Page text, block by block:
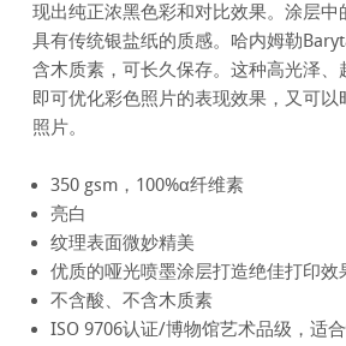
现出纯正浓黑色彩和对比效果。涂层
具有传统银盐纸的质感。哈内姆勒
含木质素，可长久保存。这种高光泽
即可优化彩色照片的表现效果，又可以
照片。
350 gsm，100%α纤维素
亮白
纹理表面微妙精美
优质的哑光喷墨涂层打造绝佳打印效
不含酸、不含木质素
ISO 9706认证/博物馆艺术品级，适